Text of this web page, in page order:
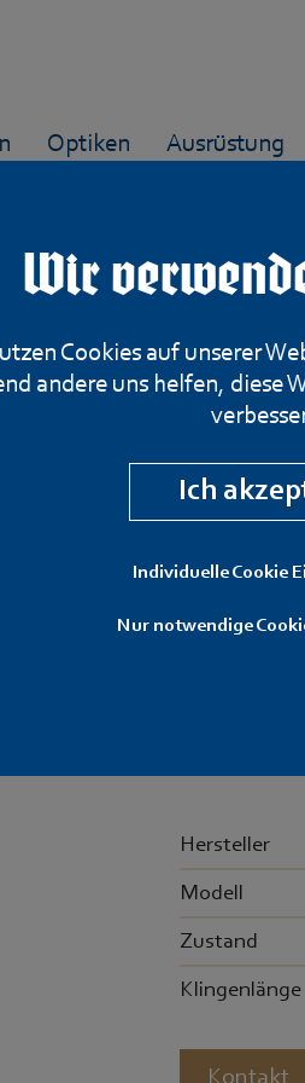
Wir
Cookies auf unserer
andere uns helfen, diese
Ich
Individuelle Cookie
Nur notwendige
Optiken Ausrüstung
20,- €
Der
Hersteller
Modell
Zustand
Klingenlänge
Kontakt